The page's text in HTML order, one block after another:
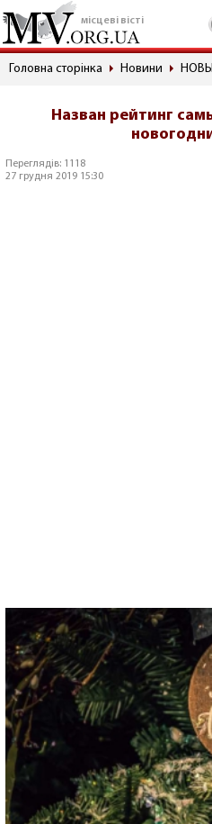
місцеві вісті
Головна сторінка Новини
Назван рейтинг
Переглядів: 1118
27 грудня 2019 15:30